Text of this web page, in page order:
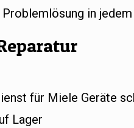
in
für Miele Geräte
Lager